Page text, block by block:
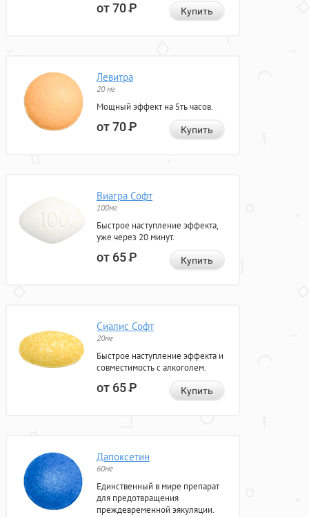
от 70Р Купить
Левитра
20 мг
Мощный эффект на 5ть часов.
от 70Р Купить
Виагра Софт
100мг
Быстрое наступление эффекта,
уже через 20 минут.
от 65Р Купить
Сиалис Софт
20мг
Быстрое наступление эффекта и
совместимость с алкоголем.
от 65Р Купить
Дапоксетин
60мг
Единственный в мире препарат
для предотвращения
преждевременной эякуляции.